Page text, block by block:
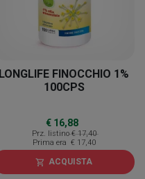
LONGLIFE FINOCCHIO 1%
100CPS
€ 16,88
Prz. listino € 17,40
Prima era € 17,40
shopping_cart ACQUISTA